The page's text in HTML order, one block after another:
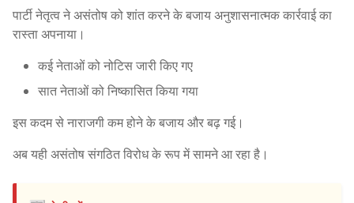
पार्टी नेतृत्व ने असंतोष को शांत करने के बजाय अनुशासनात्मक कार्रवाई का
रास्ता अपनाया।
कई नेताओं को नोटिस जारी किए गए
सात नेताओं को निष्कासित किया गया
इस कदम से नाराजगी कम होने के बजाय और बढ़ गई।
अब यही असंतोष संगठित विरोध के रूप में सामने आ रहा है।